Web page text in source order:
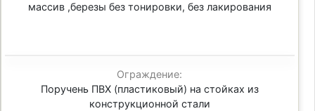
массив ,березы без тонировки, без лакирования
Ограждение:
Поручень ПВХ (пластиковый) на стойках из
конструкционной стали